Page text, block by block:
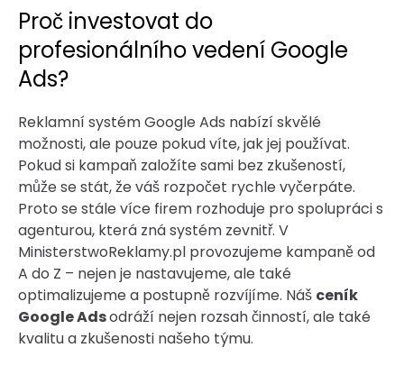
Proč investovat do
profesionálního vedení Google
Ads?
Reklamní systém Google Ads nabízí skvělé
možnosti, ale pouze pokud víte, jak jej používat.
Pokud si kampaň založíte sami bez zkušeností,
může se stát, že váš rozpočet rychle vyčerpáte.
Proto se stále více firem rozhoduje pro spolupráci s
agenturou, která zná systém zevnitř. V
MinisterstwoReklamy.pl provozujeme kampaně od
A do Z – nejen je nastavujeme, ale také
optimalizujeme a postupně rozvíjíme. Náš ceník
Google Adsodráží nejen rozsah činností, ale také
kvalitu a zkušenosti našeho týmu.